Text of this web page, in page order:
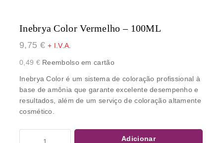
Inebrya Color Vermelho – 100ML
9,75 € + I.V.A.
0,49 €Reembolso em cartão
Inebrya Color é um sistema de coloração profissional à
base de amônia que garante excelente desempenho e
resultados, além de um serviço de coloração altamente
cosmético.
Adicionar